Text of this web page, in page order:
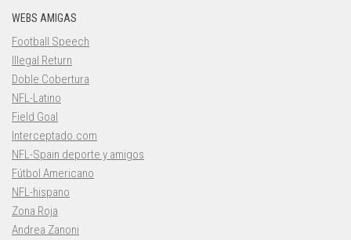
WEBS AMIGAS
Football Speech
Illegal Return
Doble Cobertura
NFL-Latino
Field Goal
Interceptado.com
NFL-Spain deporte y amigos
Fútbol Americano
NFL-hispano
Zona Roja
Andrea Zanoni